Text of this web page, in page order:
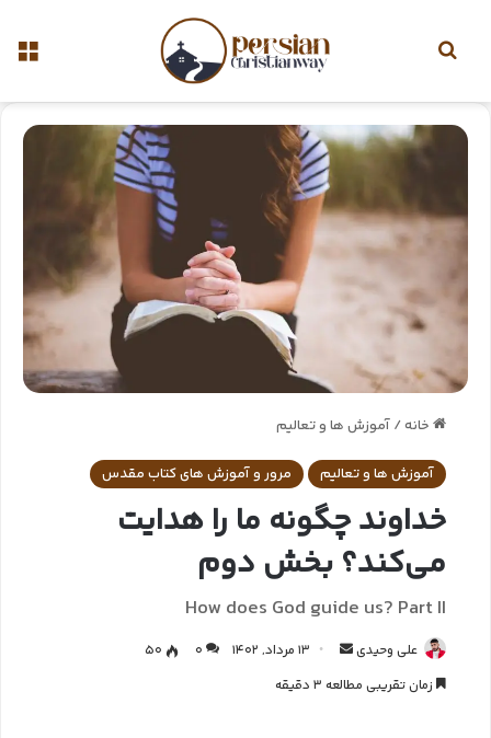
خانه/ آموزش ها و تعالیم
آموزش ها و تعالیم مرور و آموزش های کتاب مقدس
خداوند چگونه ما را هدایت
می‌کند؟ بخش دوم
How does God guide us? Part II
علی وحیدی 13 مرداد, 1402 0
50
زمان تقریبی مطالعه 3 دقیقه